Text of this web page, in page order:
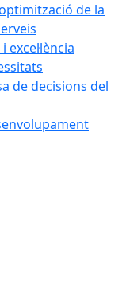
de la
de decisions del